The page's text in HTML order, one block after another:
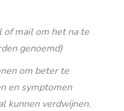
of mail om het na te
genoemd)
om beter te
en symptomen
kunnen verdwijnen.